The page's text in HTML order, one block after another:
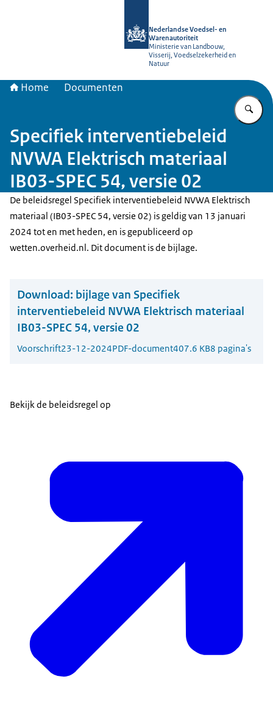
Nederlandse Voedsel- en
Warenautoriteit
Ministerie van Landbouw,
Visserij, Voedselzekerheid en
Natuur
Home Documenten
Specifiek interventiebeleid
NVWA Elektrisch materiaal
IB03-SPEC 54, versie 02
De beleidsregel Specifiek interventiebeleid NVWA Elektrisch
materiaal (IB03-SPEC 54, versie 02) is geldig van 13 januari
2024 tot en met heden, en is gepubliceerd op
wetten.overheid.nl. Dit document is de bijlage.
Download: bijlage van Specifiek
interventiebeleid NVWA Elektrisch materiaal
IB03-SPEC 54, versie 02
Voorschrift23-12-2024PDF-document407.6 KB8 pagina's
Bekijk de beleidsregel op